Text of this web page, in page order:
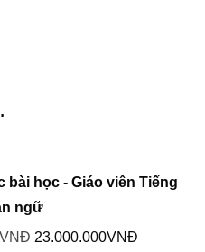
bài học - Giáo viên Tiếng
ngữ
VNĐ Giá
23.000.000VNĐ